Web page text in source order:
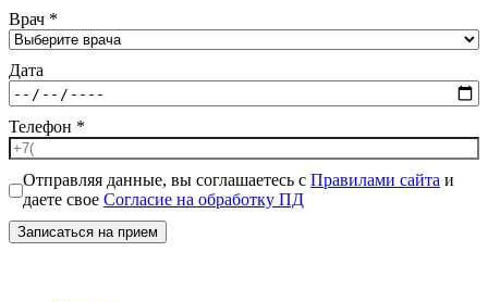
Врач *
Дата
Телефон *
Отправляя данные, вы соглашаетесь с Правилами сайта и
даете свое Согласие на обработку ПД
Записаться на прием